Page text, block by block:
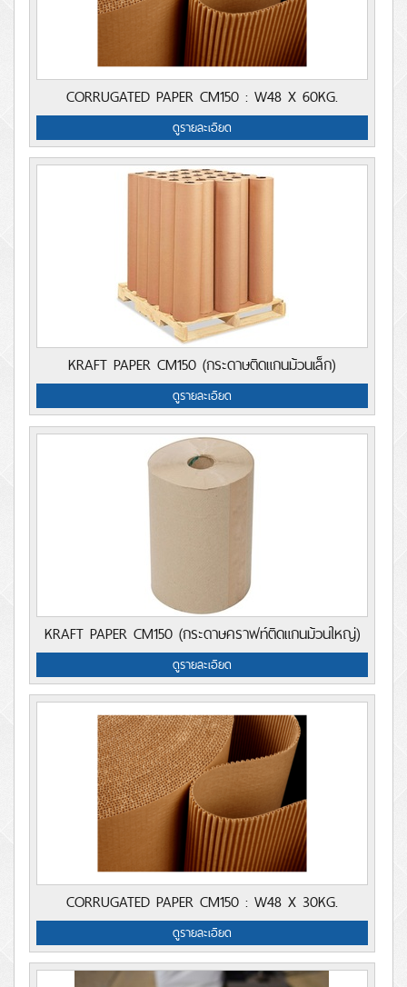
CORRUGATED PAPER CM150 : W48 X 60KG.
ดูรายละเอียด
KRAFT PAPER CM150 (กระดาษติดแกนม้วนเล็ก)
ดูรายละเอียด
KRAFT PAPER CM150 (กระดาษคราฟท์ติดแกนม้วนใหญ่)
ดูรายละเอียด
CORRUGATED PAPER CM150 : W48 X 30KG.
ดูรายละเอียด